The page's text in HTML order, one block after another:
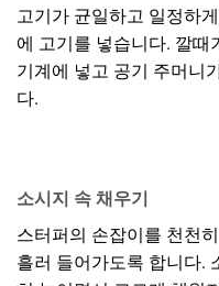
고기가 균일하고 일정하
에 고기를 넣습니다. 깔때
기계에 넣고 공기 주머니
다.
소시지 속 채우기
스터퍼의 손잡이를 천천
흘러 들어가도록 합니다.